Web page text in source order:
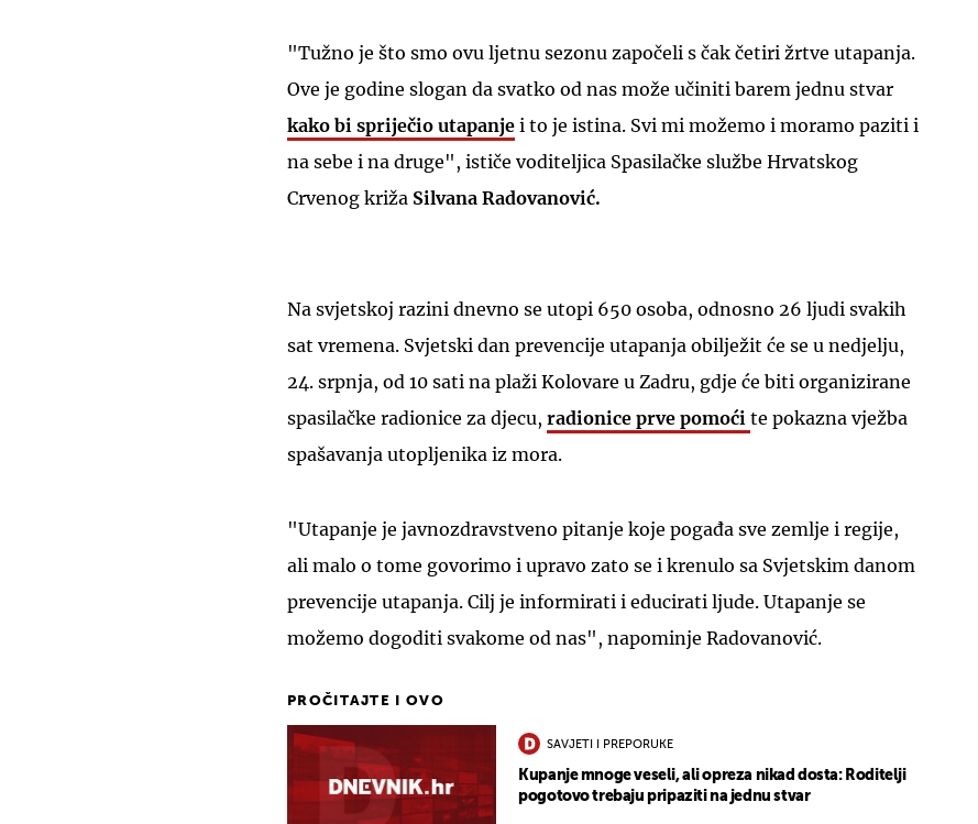
"Tužno je što smo ovu ljetnu sezonu započeli s čak četiri žrtve utapanja.
Ove je godine slogan da svatko od nas može učiniti barem jednu stvar
kako bi spriječio utapanje i to je istina. Svi mi možemo i moramo paziti i
na sebe i na druge", ističe voditeljica Spasilačke službe Hrvatskog
Crvenog križa Silvana Radovanović.
Na svjetskoj razini dnevno se utopi 650 osoba, odnosno 26 ljudi svakih
sat vremena. Svjetski dan prevencije utapanja obilježit će se u nedjelju,
24. srpnja, od 10 sati na plaži Kolovare u Zadru, gdje će biti organizirane
spasilačke radionice za djecu, radionice prve pomoći te pokazna vježba
spašavanja utopljenika iz mora.
"Utapanje je javnozdravstveno pitanje koje pogađa sve zemlje i regije,
ali malo o tome govorimo i upravo zato se i krenulo sa Svjetskim danom
prevencije utapanja. Cilj je informirati i educirati ljude. Utapanje se
možemo dogoditi svakome od nas", napominje Radovanović.
PROČITAJTE I OVO
SAVJETI I PREPORUKE
Kupanje mnoge veseli, ali opreza nikad dosta: Roditelji
pogotovo trebaju pripaziti na jednu stvar